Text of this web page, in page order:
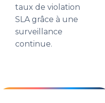
taux de violation
SLA grâce à une
surveillance
continue.